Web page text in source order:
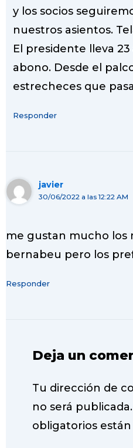
y los socios
nuestros asientos.
El presidente lleva 23
abono. Desde el
estrecheces que
Responder
javier
30/06/2022 a las 12:22 AM
me gustan mucho los
bernabeu pero los
Responder
Deja un
Tu dirección de
no será publicada.
obligatorios